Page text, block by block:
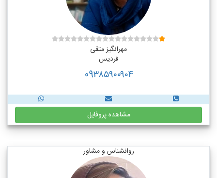
مهرانگیز متقی
فردیس
09۳۸۵۹۰۰۹۰۴
مشاهده پروفایل
روانشناس و مشاور